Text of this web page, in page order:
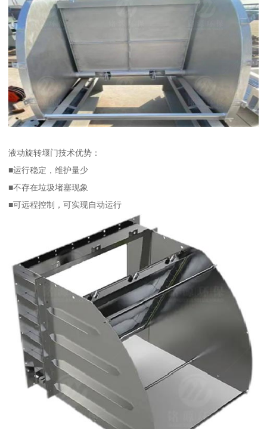
液动旋转堰门技术优势：
■运行稳定，维护量少
■不存在垃圾堵塞现象
■可远程控制，可实现自动运行